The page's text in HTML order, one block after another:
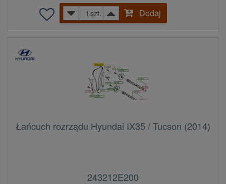
szt.
Dodaj
Łańcuch rozrządu Hyundai IX35 / Tucson (2014)
243212E200